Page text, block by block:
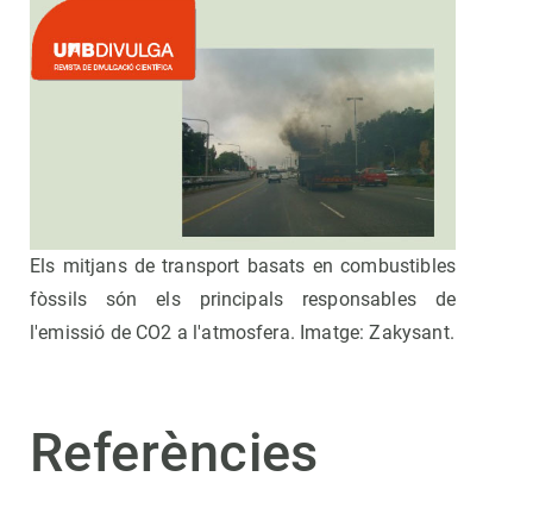
Els mitjans de transport basats en combustibles
fòssils són els principals responsables de
l'emissió de CO2 a l'atmosfera. Imatge: Zakysant.
Referències